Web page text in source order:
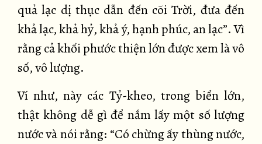
quả lạc dị thục dẫn đến cõi Trời, đưa đến
khả lạc, khả hỷ, khả ý, hạnh phúc, an lạc”. Vì
rằng cả khối phước thiện lớn được xem là vô
số, vô lượng.
Ví như, này các Tỷ-kheo, trong biển lớn,
thật không dễ gì để nắm lấy một số lượng
nước và nói rằng: “Có chừng ấy thùng nước,